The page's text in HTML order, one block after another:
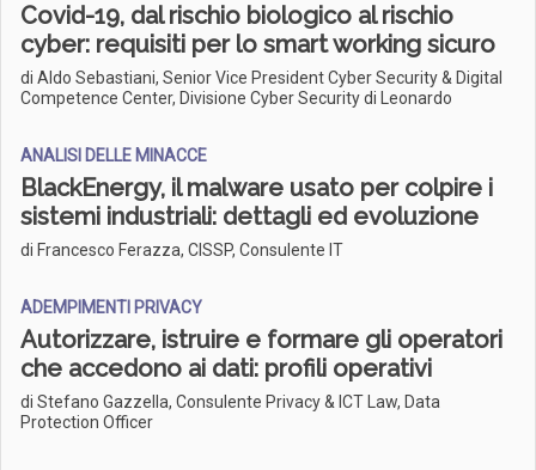
Covid-19, dal rischio biologico al rischio
cyber: requisiti per lo smart working sicuro
di Aldo Sebastiani, Senior Vice President Cyber Security & Digital
Competence Center, Divisione Cyber Security di Leonardo
ANALISI DELLE MINACCE
BlackEnergy, il malware usato per colpire i
sistemi industriali: dettagli ed evoluzione
di Francesco Ferazza, CISSP, Consulente IT
ADEMPIMENTI PRIVACY
Autorizzare, istruire e formare gli operatori
che accedono ai dati: profili operativi
di Stefano Gazzella, Consulente Privacy & ICT Law, Data
Protection Officer